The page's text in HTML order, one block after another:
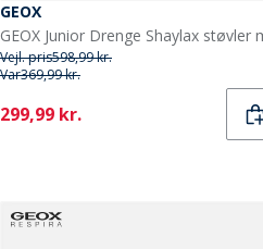
GEOX
Vejl. pris598,99 kr.
Var369,99 kr.
Current
299,99 kr.